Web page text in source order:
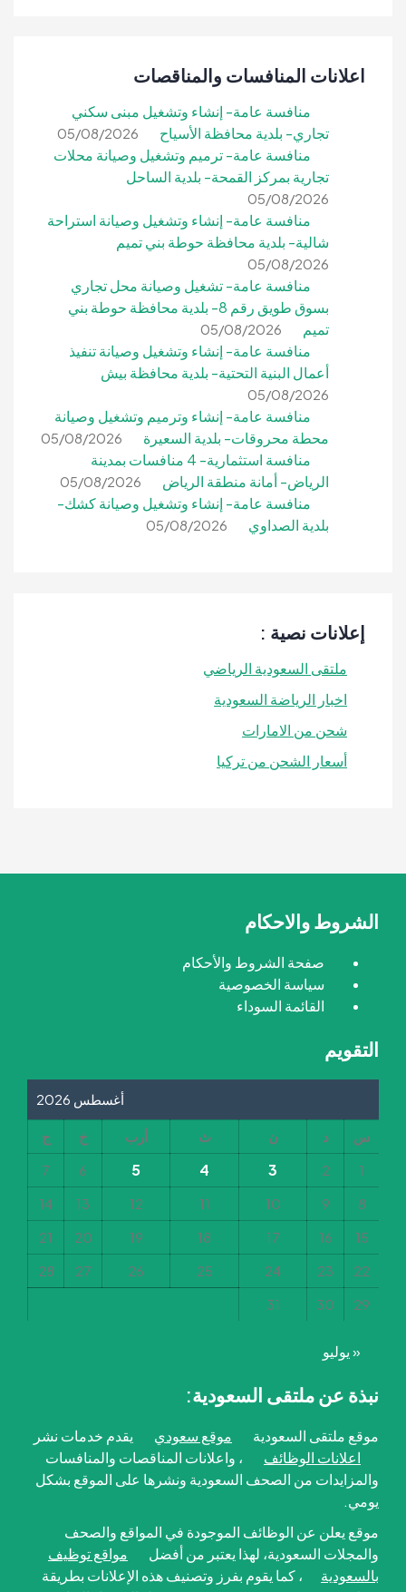
اعلانات المنافسات والمناقصات
منافسة عامة- إنشاء وتشغيل مبنى سكني
تجاري- بلدية محافظة الأسياح
05/08/2026
منافسة عامة- ترميم وتشغيل وصيانة محلات
تجارية بمركز القمحة- بلدية الساحل
05/08/2026
منافسة عامة- إنشاء وتشغيل وصيانة استراحة
شالية- بلدية محافظة حوطة بني تميم
05/08/2026
منافسة عامة- تشغيل وصيانة محل تجاري
بسوق طويق رقم 8- بلدية محافظة حوطة بني
تميم
05/08/2026
منافسة عامة- إنشاء وتشغيل وصيانة تنفيذ
أعمال البنية التحتية- بلدية محافظة بيش
05/08/2026
منافسة عامة- إنشاء وترميم وتشغيل وصيانة
محطة محروقات- بلدية السعيرة
05/08/2026
منافسة استثمارية- 4 منافسات بمدينة
الرياض- أمانة منطقة الرياض
05/08/2026
منافسة عامة- إنشاء وتشغيل وصيانة كشك-
بلدية الصداوي
05/08/2026
إعلانات نصية :
ملتقى السعودية الرياضي
اخبار الرياضة السعودية
شحن من الامارات
أسعار الشحن من تركيا
الشروط والاحكام
صفحة الشروط والأحكام
سياسة الخصوصية
القائمة السوداء
التقويم
أغسطس 2026
س د ن ث أرب خ
ج
1
2
3
4
5
6
7
8
9
10
11
12
13
14
15
16
17
18
19
20
21
22
23
24
25
26
27
28
29
30
31
« يوليو
نبذة عن ملتقى السعودية:
موقع ملتقى السعودية موقع سعودي
يقدم خدمات نشر
اعلانات الوظائف
، واعلانات المناقصات والمنافسات
والمزايدات من الصحف السعودية ونشرها على الموقع بشكل
يومي.
موقع يعلن عن الوظائف الموجودة في المواقع والصحف
والمجلات السعودية، لهذا يعتبر من أفضل
مواقع توظيف
بالسعودية
، كما يقوم بفرز وتصنيف هذه الإعلانات بطريقة